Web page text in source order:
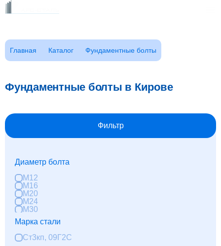
Каталог
ГОСТы
О компании
Реквизиты
Контакты
Доставка
Оплата
Главная Каталог Фундаментные болты
Фундаментные болты в Кирове
Фильтр
Диаметр болта
М12
М16
М20
М24
М30
М42
М48
Марка стали
Ст3кп, 09Г2С